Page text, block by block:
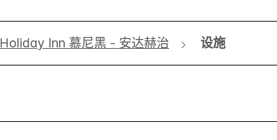
Holiday Inn 慕尼黑 - 安达赫治 设施